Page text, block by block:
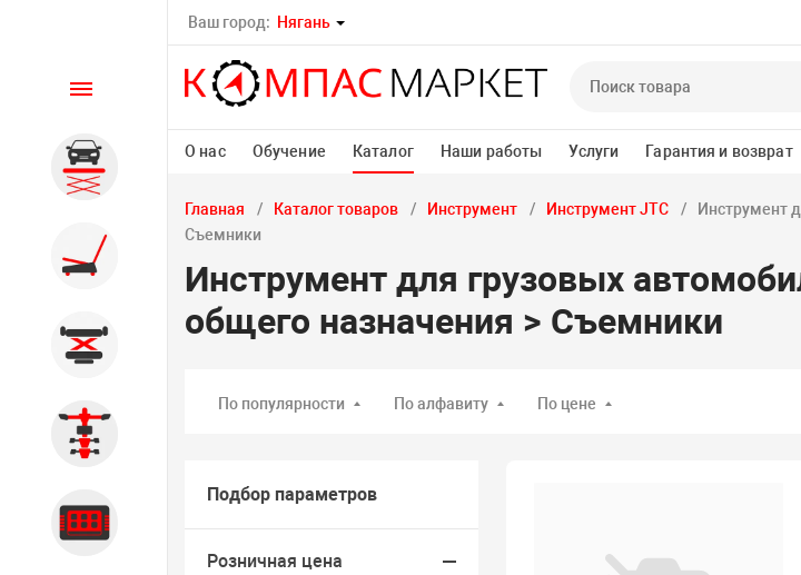
Ваш город: Нягань
О нас Обучение Каталог Наши работы Услуги Гарантия и возврат
Каталог
Автомобильные подъемники
Шиномонтажное
оборудование
Общегаражное
Главная Каталог товаров Инструмент Инструмент JTC
Инструмент
Съемники
Инструмент для грузовых
общего назначения > Съемники
По популярности По алфавиту По цене
Подбор параметров
Розничная цена